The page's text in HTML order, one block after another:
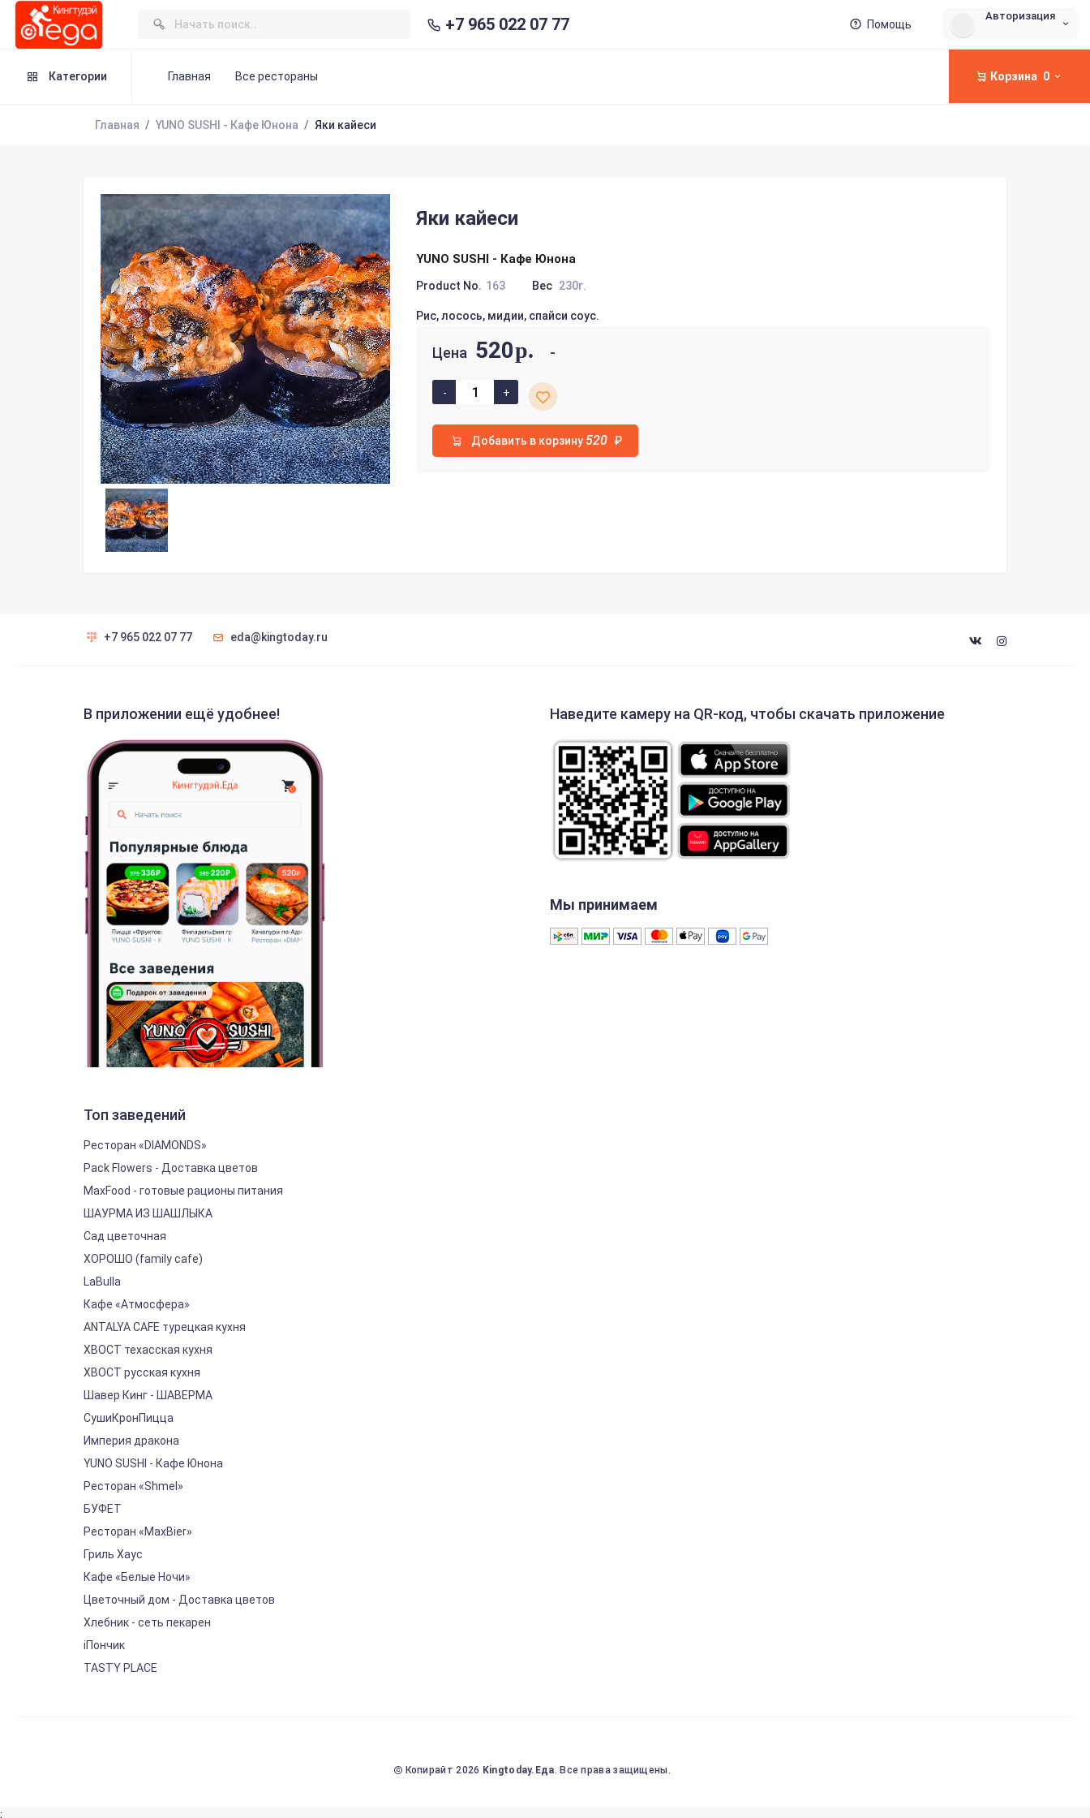
+7 965 022 07 77 Помощь
Авторизация
Категории Главная Все рестораны Корзина 0
Главная YUNO SUSHI - Кафе Юнона Яки кайеси
Яки кайеси
YUNO SUSHI - Кафе Юнона
Product No. 163 Вес 230г.
Рис, лосось, мидии, спайси соус.
Цена 520р.
Добавить в корзину520 ₽
+7 965 022 07 77 eda@kingtoday.ru
В приложении ещё удобнее! Наведите камеру на QR-код, чтобы скачать приложение
Мы принимаем
Топ заведений
Ресторан «DIAMONDS»
Pack Flowers - Доставка цветов
MaxFood - готовые рационы питания
ШАУРМА ИЗ ШАШЛЫКА
Сад цветочная
ХОРОШО (family cafe)
LaBulla
Кафе «Атмосфера»
ANTALYA CAFE турецкая кухня
ХВОСТ техасская кухня
ХВОСТ русская кухня
Шавер Кинг - ШАВЕРМА
СушиКронПицца
Империя дракона
YUNO SUSHI - Кафе Юнона
Ресторан «Shmel»
БУФЕТ
Ресторан «MaxBier»
Гриль Хаус
Кафе «Белые Ночи»
Цветочный дом - Доставка цветов
Хлебник - сеть пекарен
iПончик
TASTY PLACE
Копирайт 2026 Kingtoday.Еда. Все права защищены.
;